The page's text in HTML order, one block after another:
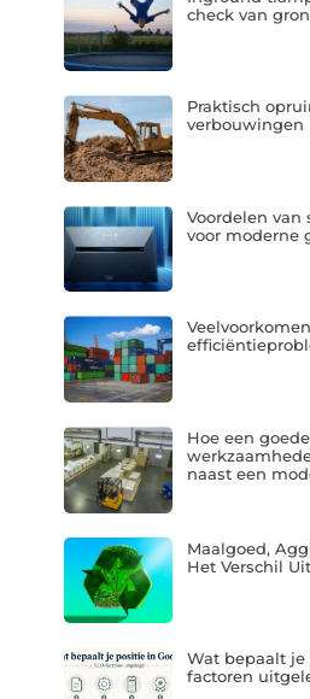
check van
Praktisch
verbouwingen
Voordelen
voor moderne
Hoe een
naast een
Maalgoed,
Het Verschil
Wat bepaalt je
factoren